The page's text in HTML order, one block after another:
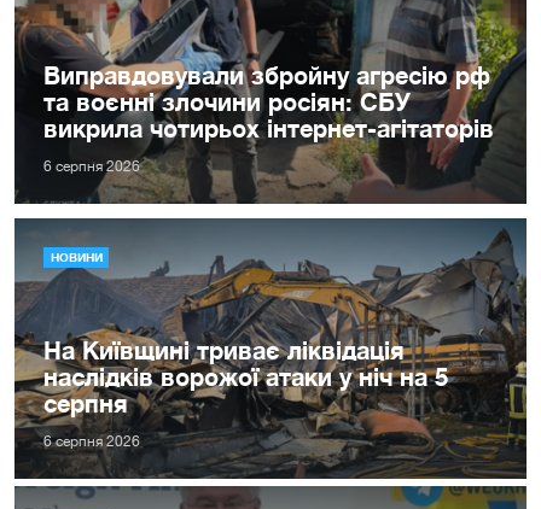
Виправдовували збройну агресію рф
та воєнні злочини росіян: СБУ
викрила чотирьох інтернет-агітаторів
6 серпня 2026
НОВИНИ
На Київщині триває ліквідація
наслідків ворожої атаки у ніч на 5
серпня
6 серпня 2026